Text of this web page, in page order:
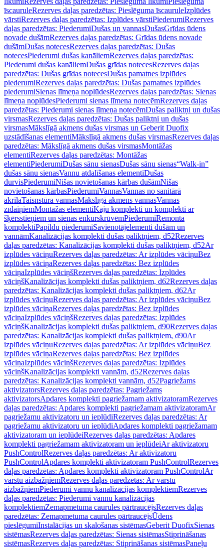
īscauruleRezerves daļas paredzētas: Pieslēguma īscauruleIzplūdes
vārstiRezerves daļas paredzētas: Izplūdes vārstiPiederumiRezerves
daļas paredzētas: PiederumiDušas un vannasDušasGrīdas ūdens
novade dušāmRezerves daļas paredzētas: Grīdas ūdens novade
dušāmDušas notecesRezerves daļas paredzētas: Dušas
notecesPiederumi dušas kanāliemRezerves daļas paredzētas:
Piederumi dušas kanāliemDušas grīdas notecesRezerves daļas
paredzētas: Dušas grīdas notecesDušas pamatnes izplūdes
piederumiRezerves daļas paredzētas: Dušas pamatnes izplūdes
piederumiSienas līmeņa noplūdesRezerves daļas paredzētas: Sienas
līmeņa noplūdesPiederumi sienas līmeņa notecēmRezerves daļas
paredzētas: Piederumi sienas līmeņa notecēmDušas paliktņi un dušas
virsmasRezerves daļas paredzētas: Dušas paliktņi un dušas
virsmasMākslīgā akmens dušas virsmas un Geberit Duofix
uzstādīšanas elementiMākslīgā akmens dušas virsmasRezerves daļas
paredzētas: Mākslīgā akmens dušas virsmasMontāžas
elementiRezerves daļas paredzētas: Montāžas
elementiPiederumiDušas sānu sienasDušas sānu sienas“Walk-in”
dušas sānu sienasVannu atdalīšanas elementiDušas
durvisPiederumiNišas novietošanas kārbas dušāmNišas
novietošanas kārbasPiederumiVannasVannas no sanitārā
akrilaTaisnstūra vannasMākslīgā akmens vannasVannas
zīdaiņiemMontāžas elementiKāju komplekti un komplekti ar
šķērsstieņiem un sienas enkurskrūvēmPiederumiRemonta
komplektiPapildu piederumiSavienotājelementi dušām un
vannāmKanalizācijas komplekti dušas paliktņiem, d52Rezerves
daļas paredzētas: Kanalizācijas komplekti dušas paliktņiem, d52Ar
izplūdes vāciņuRezerves daļas paredzētas: Ar izplūdes vāciņuBez
izplūdes vāciņaRezerves daļas paredzētas: Bez izplūdes
vāciņaIzplūdes vāciņšRezerves daļas paredzētas: Izplūdes
vāciņšKanalizācijas komplekti dušas paliktņiem, d62Rezerves daļas
paredzētas: Kanalizācijas komplekti dušas paliktņiem, d62Ar
izplūdes vāciņuRezerves daļas paredzētas: Ar izplūdes vāciņuBez
izplūdes vāciņaRezerves daļas paredzētas: Bez izplūdes
vāciņaIzplūdes vāciņšRezerves daļas paredzētas: Izplūdes
vāciņšKanalizācijas komplekti dušas paliktņiem, d90Rezerves daļas
paredzētas: Kanalizācijas komplekti dušas paliktņiem, d90Ar
izplūdes vāciņuRezerves daļas paredzētas: Ar izplūdes vāciņuBez
izplūdes vāciņaRezerves daļas paredzētas: Bez izplūdes
vāciņaIzplūdes vāciņšRezerves daļas paredzētas: Izplūdes
vāciņšKanalizācijas komplekti vannām, d52Rezerves daļas
paredzētas: Kanalizācijas komplekti vannām, d52Pagriežams
aktivizatorsRezerves daļas paredzētas: Pagriežams
aktivizatorsApdares komplekti pagriežamam aktivizatoramRezerves
daļas paredzētas: Apdares komplekti pagriežamam aktivizatoramAr
pagriežamu aktivizatoru un ieplūdiRezerves daļas paredzētas: Ar
pagriežamu aktivizatoru un ieplūdiApdares komplekti pagriežamam
aktivizatoram un ieplūdeiRezerves daļas paredzētas: Apdares
komplekti pagriežamam aktivizatoram un ieplūdeiAr aktivizatoru
PushControlRezerves daļas paredzētas: Ar aktivizatoru
PushControlApdares komplekti aktivizatoram PushControlRezerves
daļas paredzētas: Apdares komplekti aktivizatoram PushControlAr
vārstu aizbāžņiemRezerves daļas paredzētas: Ar vārstu
aizbāžņiemPiederumi vannu kanalizācijas komplektiemRezerves
daļas paredzētas: Piederumi vannu kanalizācijas
komplektiemZemapmetuma caurules pārtraucējsRezerves daļas
paredzētas: Zemapmetuma caurules pārtraucējsŪdens
pieslēgumiInstalācijas un skalošanas sistēmasGeberit DuofixSienas
sistēmasRezerves daļas paredzētas: Sienas sistēmasStiprināšanas
sistēmasRezerves daļas paredzētas: Stiprināšanas sistēmasPaneļu